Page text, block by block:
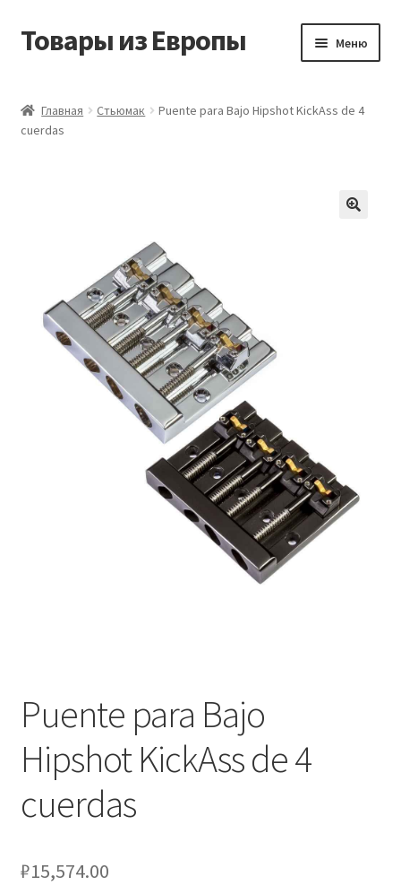
Перейти
Перейти
Товары из Европы Меню
Виды доставки
Мой аккаунт
Оставить отзыв
Оформление заказа
Подтверждение заказа
Главная Стьюмак
Puente para Bajo Hipshot KickAss de 4
cuerdas
Puente para Bajo
Hipshot KickAss de 4
cuerdas
₽15,574.00